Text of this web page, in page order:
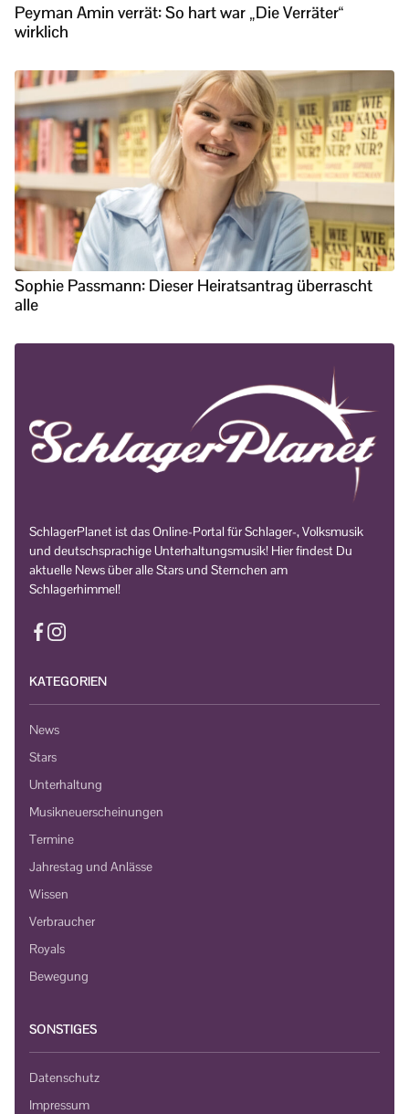
Peyman Amin verrät: So hart war „Die Verräter“
wirklich
Sophie Passmann: Dieser Heiratsantrag überrascht
alle
SchlagerPlanet ist das Online-Portal für Schlager-, Volksmusik
und deutschsprachige Unterhaltungsmusik! Hier findest Du
aktuelle News über alle Stars und Sternchen am
Schlagerhimmel!
KATEGORIEN
News
Stars
Unterhaltung
Musikneuerscheinungen
Termine
Jahrestag und Anlässe
Wissen
Verbraucher
Royals
Bewegung
SONSTIGES
Datenschutz
Impressum